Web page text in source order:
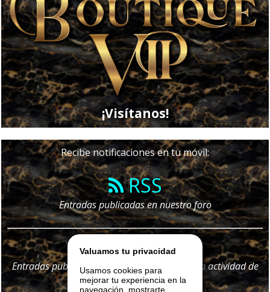
¡Visítanos!
Recibe notificaciones en tu móvil:
RSS
Entradas publicadas en nuestro foro
Telegram
Entradas publicadas en nuestro foro y
la actividad de
nuestro portal
Valuamos tu privacidad
Usamos cookies para
mejorar tu experiencia en la
navegación, mostrarte